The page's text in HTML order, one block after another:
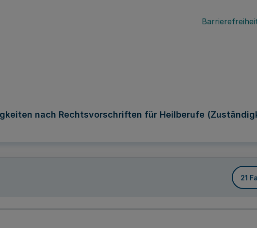
nach Rechtsvorschriften für Heilberufe
21